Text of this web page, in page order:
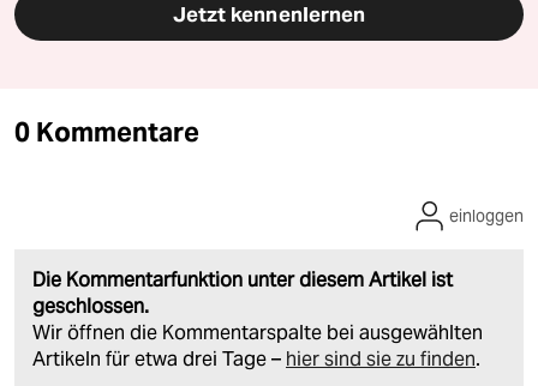
Jetzt kennenlernen
0 Kommentare
Die Kommentarfunktion unter diesem Artikel ist
geschlossen.
Wir öffnen die Kommentarspalte bei ausgewählten
Artikeln für etwa drei Tage – hier sind sie zu finden.
einloggen